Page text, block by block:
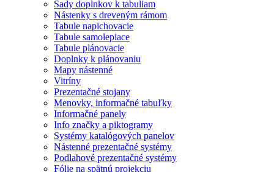
Sady doplnkov k tabuliam
Nástenky s dreveným rámom
Tabule napichovacie
Tabule samolepiace
Tabule plánovacie
Doplnky k plánovaniu
Mapy nástenné
Vitríny
Prezentačné stojany
Menovky, informačné tabuľky
Informačné panely
Info značky a piktogramy
Systémy katalógových panelov
Nástenné prezentačné systémy
Podlahové prezentačné systémy
Fólie na spätnú projekciu